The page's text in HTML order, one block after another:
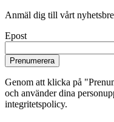
Anmäl dig till vårt
Epost
Prenumerera
Genom att klicka på
och använder dina
integritetspolicy.